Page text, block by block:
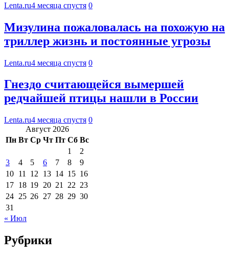
Lenta.ru4 месяца спустя 0
Мизулина пожаловалась на похожую на
триллер жизнь и постоянные угрозы
Lenta.ru4 месяца спустя 0
Гнездо считающейся вымершей
редчайшей птицы нашли в России
Lenta.ru4 месяца спустя 0
Август 2026
Пн Вт Ср Чт Пт Сб Вс
1
2
3
4 5 6 7 8
9
10 11 12 13 14 15 16
17 18 19 20 21 22 23
24 25 26 27 28 29 30
31
« Июл
Рубрики